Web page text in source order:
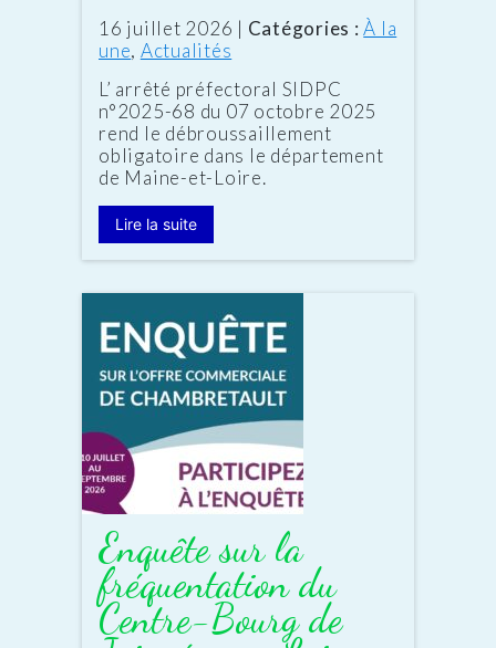
Date
:
16 juillet 2026 | Catégories : À la
une, Actualités
L’ arrêté préfectoral SIDPC
n°2025-68 du 07 octobre 2025
rend le débroussaillement
obligatoire dans le département
de Maine-et-Loire.
Lire la suite
Enquête sur la
fréquentation du
Centre-Bourg de